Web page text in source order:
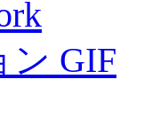
ン GIF